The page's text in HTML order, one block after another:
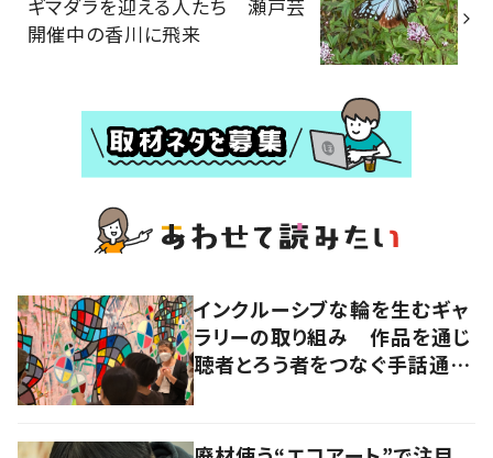
ギマダラを迎える人たち 瀬戸芸
開催中の香川に飛来
インクルーシブな輪を生むギャ
ラリーの取り組み 作品を通じ
聴者とろう者をつなぐ手話通訳